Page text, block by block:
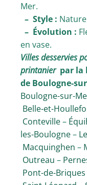
Mer.
– Style :
– Évolution :
en vase.
Villes desservies
printanier par la
de Boulogne-
Boulogne-sur-
Belle-et-
Conteville–
les-Boulogne–
Macquinghen –
Outreau –
Pont-de-Briques